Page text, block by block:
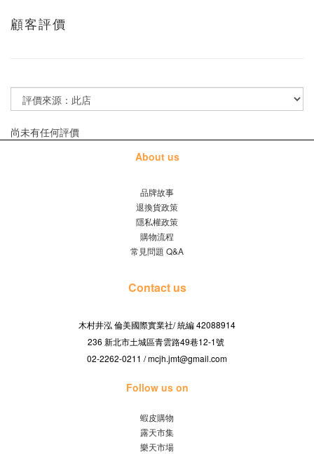
顧客評價
尚未有任何評價
About us
品牌故事
退換貨政策
隱私權政策
購物流程
常見問題 Q&A
Contact us
木村井泓 倫美國際實業社/統編 42088914
236 新北市土城區青雲路49巷12-1號
02-2262-0211 / mcjh.jmt@gmail.com
Follow us on
蝦皮購物
露天市集
樂天市場